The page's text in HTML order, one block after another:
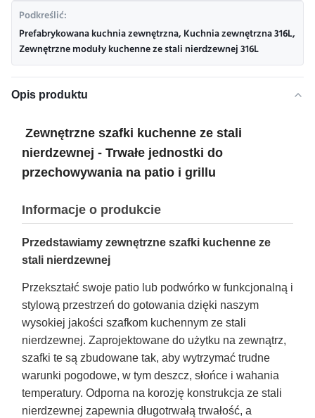
Podkreślić:
Prefabrykowana kuchnia zewnętrzna,Kuchnia zewnętrzna 316L,
Zewnętrzne moduły kuchenne ze stali nierdzewnej 316L
Opis produktu
Zewnętrzne szafki kuchenne ze stali
nierdzewnej - Trwałe jednostki do
przechowywania na patio i grillu
Informacje o produkcie
Przedstawiamy zewnętrzne szafki kuchenne ze
stali nierdzewnej
Przekształć swoje patio lub podwórko w funkcjonalną i
stylową przestrzeń do gotowania dzięki naszym
wysokiej jakości szafkom kuchennym ze stali
nierdzewnej. Zaprojektowane do użytku na zewnątrz,
szafki te są zbudowane tak, aby wytrzymać trudne
warunki pogodowe, w tym deszcz, słońce i wahania
temperatury. Odporna na korozję konstrukcja ze stali
nierdzewnej zapewnia długotrwałą trwałość, a